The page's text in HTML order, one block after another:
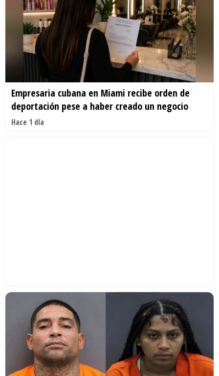
Empresaria cubana en Miami recibe orden de
deportación pese a haber creado un negocio
Hace 1 día